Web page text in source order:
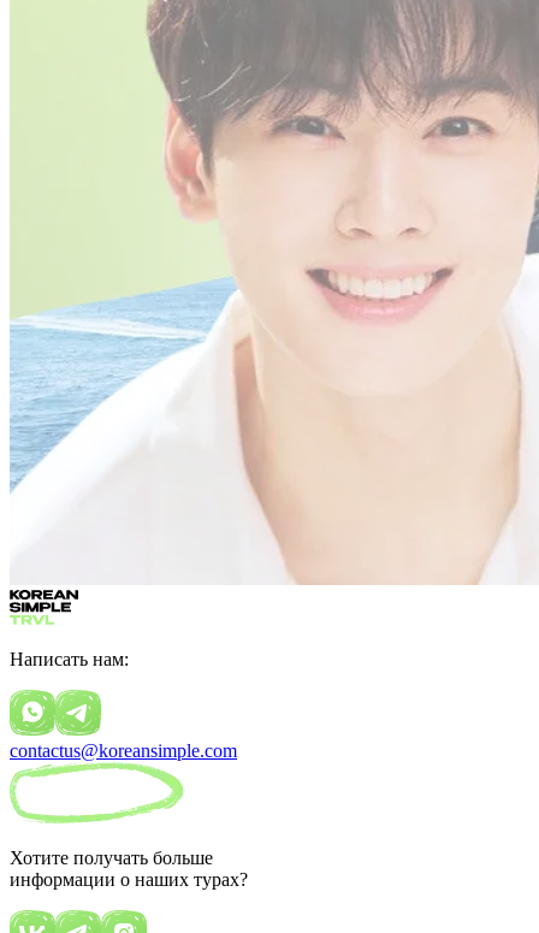
Написать нам:
contactus@koreansimple.com
Хотите получать больше
информации о наших турах?